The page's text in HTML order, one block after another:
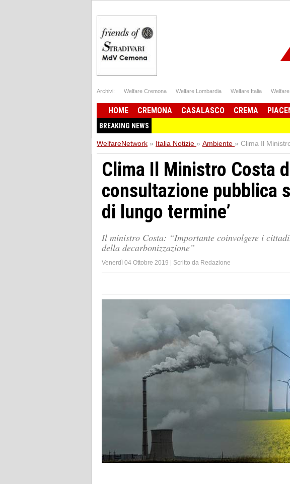
Archivi: Welfare Cremona Welfare Lombardia Welfare Italia
HOME CREMONA CASALASCO CREMA
BREAKING NEWS
WelfareNetwork » Italia Notizie » Ambiente » Clima Il
Clima Il Ministro Costa
consultazione pubblica
di lungo termine’
Il ministro Costa: “Importante coinvolgere i
della decarbonizzazione”
Venerdì 04 Ottobre 2019 | Scritto da Redazione